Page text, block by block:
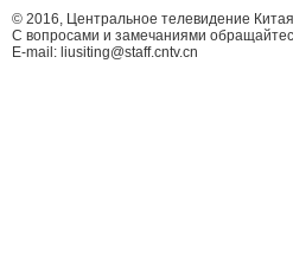
© 2016, Центральное телевидение
С вопросами и замечаниями
E-mail: liusiting@staff.cntv.cn